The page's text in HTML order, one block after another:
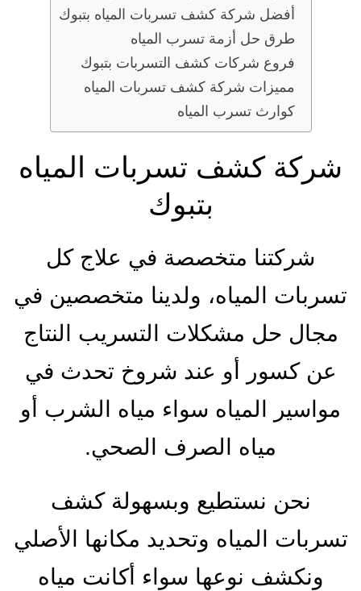
أفضل شركة كشف تسربات المياه بتبوك
طرق حل أزمة تسرب المياه
فروع شركات كشف التسربات بتبوك
مميزات شركة كشف تسربات المياه
كوارث تسرب المياه
شركة كشف تسربات المياه
بتبوك
شركتنا متخصصة في علاج كل
تسربات المياه، ولدينا متخصصين في
مجال حل مشكلات التسريب النتاج
عن كسور أو عند شروخ تحدث في
مواسير المياه سواء مياه الشرب أو
مياه الصرف الصحي.
نحن نستطيع وبسهولة كشف
تسربات المياه وتحديد مكانها الأصلي
ونكشف نوعها سواء أكانت مياه